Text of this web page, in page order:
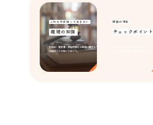
これだけは知っておきたい
離婚の知識
慰謝料・養育費・親権問題など離婚に関するマメ
知識はここで知っておこう。
探偵の浮気
チェックポイント